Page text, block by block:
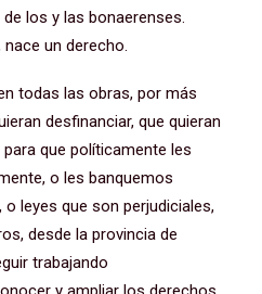
los y las bonaerenses.
nace un derecho.
todas las obras, por más
desfinanciar, que quieran
que políticamente les
o les banquemos
leyes que son perjudiciales,
desde la provincia de
trabajando